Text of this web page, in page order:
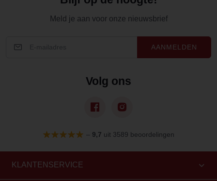
Meld je aan voor onze nieuwsbrief
AANMELDEN
Volg ons
– 9,7 uit 3589 beoordelingen
KLANTENSERVICE